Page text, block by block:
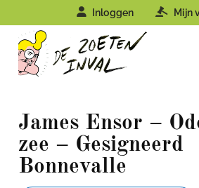
Inloggen Mijn
James Ensor –
zee – Gesigneerd
Bonnevalle